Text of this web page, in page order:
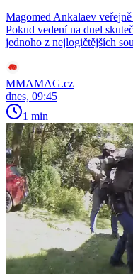
Magomed Ankalaev
Pokud vedení na duel
jednoho z nejlogičtějších
MMAMAG.cz
dnes, 09:45
1 min